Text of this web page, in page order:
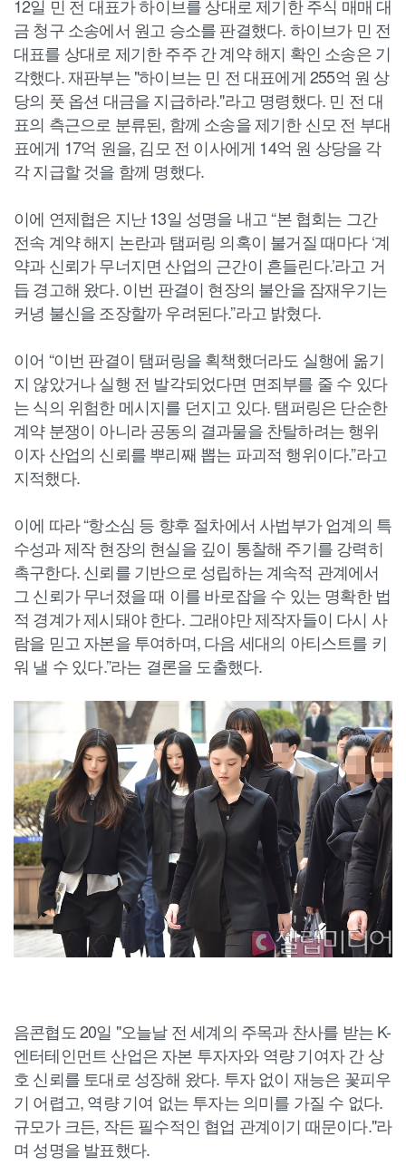
12일 민 전 대표가 하이브를 상대로 제기한 주식 매매 대
금 청구 소송에서 원고 승소를 판결했다. 하이브가 민 전
대표를 상대로 제기한 주주 간 계약 해지 확인 소송은 기
각했다. 재판부는 "하이브는 민 전 대표에게 255억 원 상
당의 풋 옵션 대금을 지급하라."라고 명령했다. 민 전 대
표의 측근으로 분류된, 함께 소송을 제기한 신모 전 부대
표에게 17억 원을, 김모 전 이사에게 14억 원 상당을 각
각 지급할 것을 함께 명했다.
이에 연제협은 지난 13일 성명을 내고 “본 협회는 그간
전속 계약 해지 논란과 탬퍼링 의혹이 불거질 때마다 ‘계
약과 신뢰가 무너지면 산업의 근간이 흔들린다.’라고 거
듭 경고해 왔다. 이번 판결이 현장의 불안을 잠재우기는
커녕 불신을 조장할까 우려된다.”라고 밝혔다.
이어 “이번 판결이 탬퍼링을 획책했더라도 실행에 옮기
지 않았거나 실행 전 발각되었다면 면죄부를 줄 수 있다
는 식의 위험한 메시지를 던지고 있다. 탬퍼링은 단순한
계약 분쟁이 아니라 공동의 결과물을 찬탈하려는 행위
이자 산업의 신뢰를 뿌리째 뽑는 파괴적 행위이다.”라고
지적했다.
이에 따라 “항소심 등 향후 절차에서 사법부가 업계의 특
수성과 제작 현장의 현실을 깊이 통찰해 주기를 강력히
촉구한다. 신뢰를 기반으로 성립하는 계속적 관계에서
그 신뢰가 무너졌을 때 이를 바로잡을 수 있는 명확한 법
적 경계가 제시돼야 한다. 그래야만 제작자들이 다시 사
람을 믿고 자본을 투여하며, 다음 세대의 아티스트를 키
워 낼 수 있다.”라는 결론을 도출했다.
음콘협도 20일 "오늘날 전 세계의 주목과 찬사를 받는 K-
엔터테인먼트 산업은 자본 투자자와 역량 기여자 간 상
호 신뢰를 토대로 성장해 왔다. 투자 없이 재능은 꽃피우
기 어렵고, 역량 기여 없는 투자는 의미를 가질 수 없다.
규모가 크든, 작든 필수적인 협업 관계이기 때문이다."라
며 성명을 발표했다.